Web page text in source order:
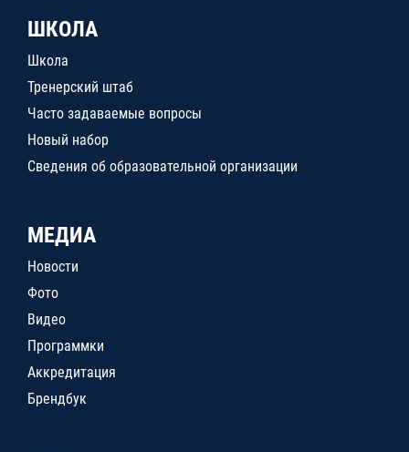
ШКОЛА
Школа
Тренерский штаб
Часто задаваемые вопросы
Новый набор
Сведения об образовательной организации
МЕДИА
Новости
Фото
Видео
Программки
Аккредитация
Брендбук